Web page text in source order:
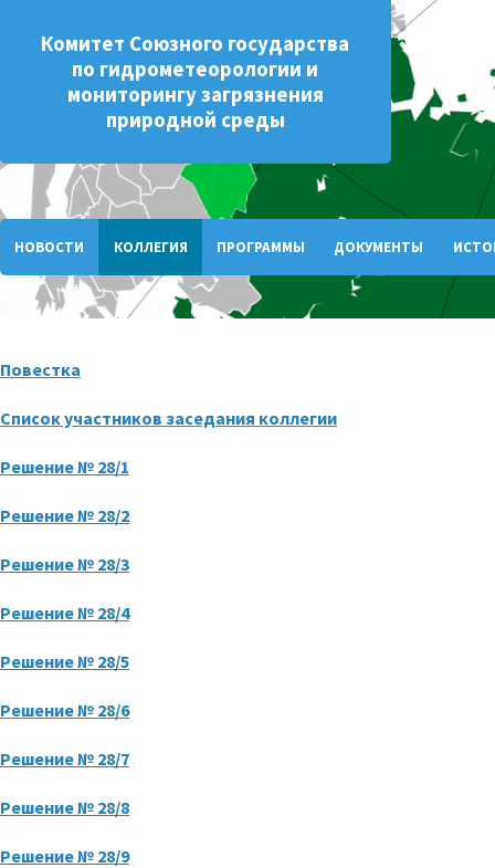
Комитет Союзного государства
по гидрометеорологии и
мониторингу загрязнения
природной среды
НОВОСТИ КОЛЛЕГИЯ ПРОГРАММЫ ДОКУМЕНТЫ
Повестка
Список участников заседания коллегии
Решение № 28/1
Решение № 28/2
Решение № 28/3
Решение № 28/4
Решение № 28/5
Решение № 28/6
Решение № 28/7
Решение № 28/8
Решение № 28/9